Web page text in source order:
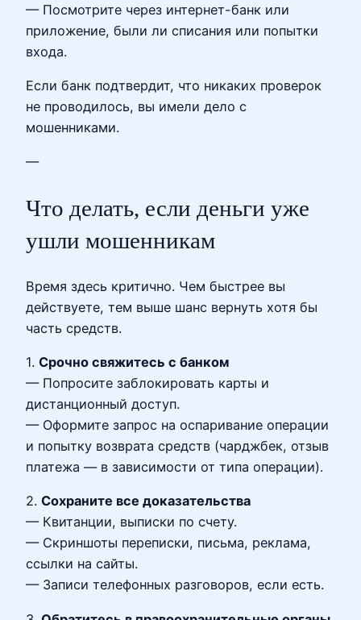
— Посмотрите через интернет-банк или
приложение, были ли списания или попытки
входа.
Если банк подтвердит, что никаких проверок
не проводилось, вы имели дело с
мошенниками.
—
Что делать, если деньги уже
ушли мошенникам
Время здесь критично. Чем быстрее вы
действуете, тем выше шанс вернуть хотя бы
часть средств.
1. Срочно свяжитесь с банком
— Попросите заблокировать карты и
дистанционный доступ.
— Оформите запрос на оспаривание операции
и попытку возврата средств (чарджбек, отзыв
платежа — в зависимости от типа операции).
2. Сохраните все доказательства
— Квитанции, выписки по счету.
— Скриншоты переписки, письма, реклама,
ссылки на сайты.
— Записи телефонных разговоров, если есть.